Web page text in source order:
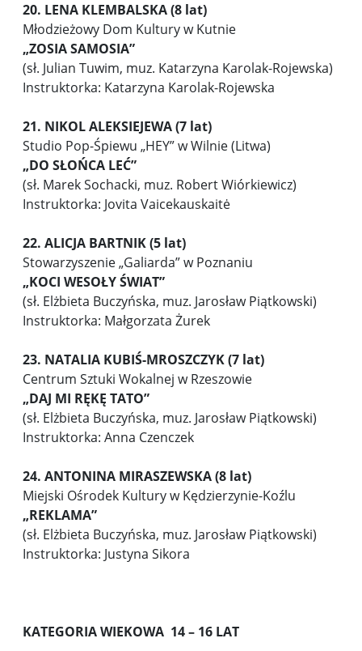
20. LENA KLEMBALSKA (8 lat)
Młodzieżowy Dom Kultury w Kutnie
„ZOSIA SAMOSIA”
(sł. Julian Tuwim, muz. Katarzyna Karolak-Rojewska)
Instruktorka: Katarzyna Karolak-Rojewska
21. NIKOL ALEKSIEJEWA (7 lat)
Studio Pop-Śpiewu „HEY” w Wilnie (Litwa)
„DO SŁOŃCA LEĆ”
(sł. Marek Sochacki, muz. Robert Wiórkiewicz)
Instruktorka: Jovita Vaicekauskaitė
22. ALICJA BARTNIK (5 lat)
Stowarzyszenie „Galiarda” w Poznaniu
„KOCI WESOŁY ŚWIAT”
(sł. Elżbieta Buczyńska, muz. Jarosław Piątkowski)
Instruktorka: Małgorzata Żurek
23. NATALIA KUBIŚ-MROSZCZYK (7 lat)
Centrum Sztuki Wokalnej w Rzeszowie
„DAJ MI RĘKĘ TATO”
(sł. Elżbieta Buczyńska, muz. Jarosław Piątkowski)
Instruktorka: Anna Czenczek
24. ANTONINA MIRASZEWSKA (8 lat)
Miejski Ośrodek Kultury w Kędzierzynie-Koźlu
„REKLAMA”
(sł. Elżbieta Buczyńska, muz. Jarosław Piątkowski)
Instruktorka: Justyna Sikora
KATEGORIA WIEKOWA 14 – 16 LAT